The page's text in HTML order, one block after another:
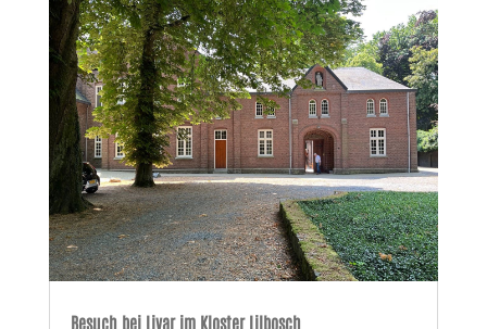
Besuch bei Livar im Kloster Lilbosch